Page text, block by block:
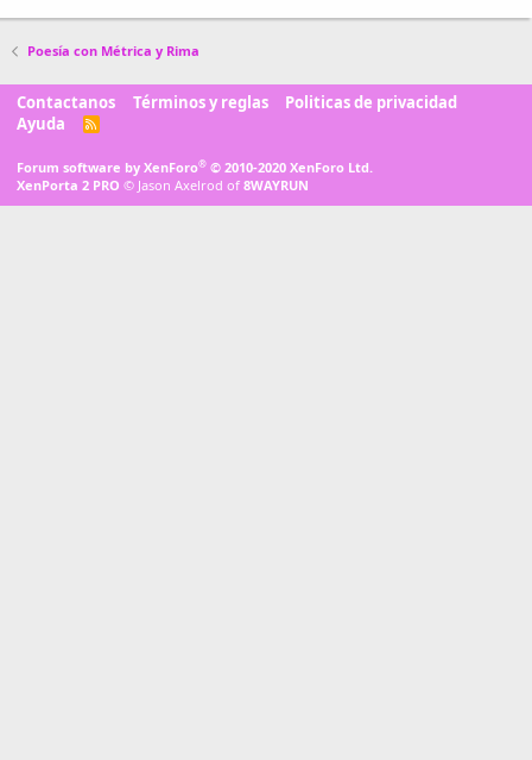
Poesía con Métrica y Rima
Contactanos Términos y reglas
Politicas de privacidad
Ayuda
R
Forum software by XenForo® © 2010-2020 XenForo Ltd.
XenPorta 2 PRO © Jason Axelrod of 8WAYRUN